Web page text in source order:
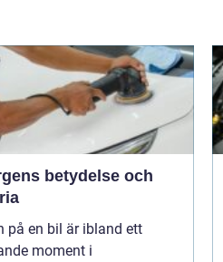
betydelse och
på en bil är ibland ett
moment i